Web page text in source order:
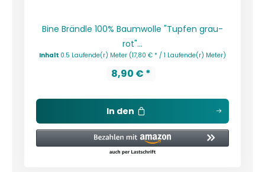
Bine Brändle 100% Baumwolle "Tupfen grau-
rot"...
Inhalt 0.5 Laufende(r) Meter (17,80 € * / 1 Laufende(r) Meter)
8,90 € *
In den